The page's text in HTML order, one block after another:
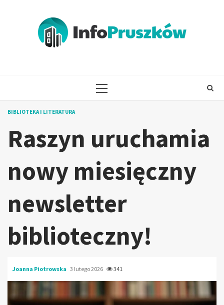
PRIMARY
BIBLIOTEKA I LITERATURA
Raszyn uruchamia
nowy miesięczny
newsletter
biblioteczny!
Joanna Piotrowska 3 lutego 2026 341